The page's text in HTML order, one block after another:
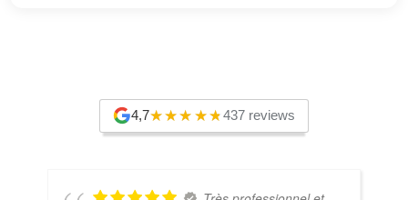
4,7 437 reviews